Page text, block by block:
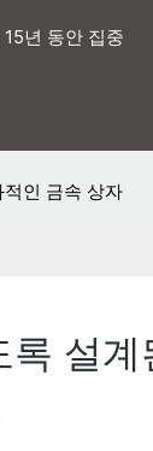
년 동안 집중
인 금속 상자
설